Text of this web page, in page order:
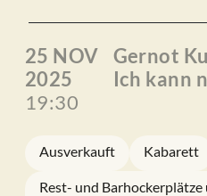
25 NOV
2025
19:30
Gernot
Ich kann
Ausverkauft Kabarett
Rest- und